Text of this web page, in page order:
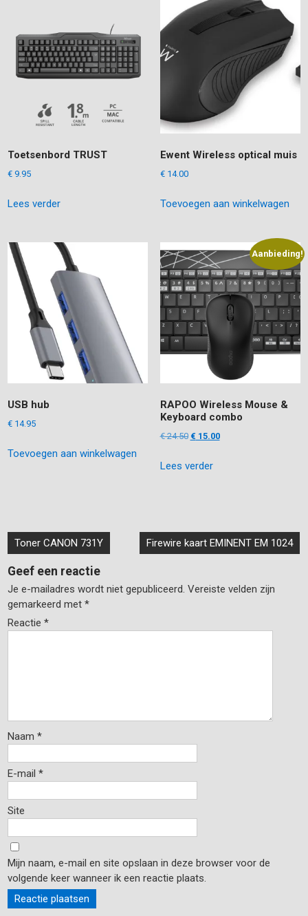
Toetsenbord TRUST
€ 9.95
Lees verder
Ewent Wireless optical muis
€14.00
Toevoegen aan winkelwagen
USB hub
€ 14.95
Toevoegen aan winkelwagen
Aanbieding!
RAPOO Wireless Mouse &
Keyboard combo
€24.50 Oorspronkelijke
was:
€ 15.00Huidige
Lees verder
Bericht
navigatie
Toner CANON 731Y Firewire kaart EMINENT EM 1024
Geef een reactie
Je e-mailadres wordt niet gepubliceerd. Vereiste velden zijn
gemarkeerd met*
Reactie*
Naam*
E-mail*
Site
Mijn naam, e-mail en site opslaan in deze browser voor de
volgende keer wanneer ik een reactie plaats.